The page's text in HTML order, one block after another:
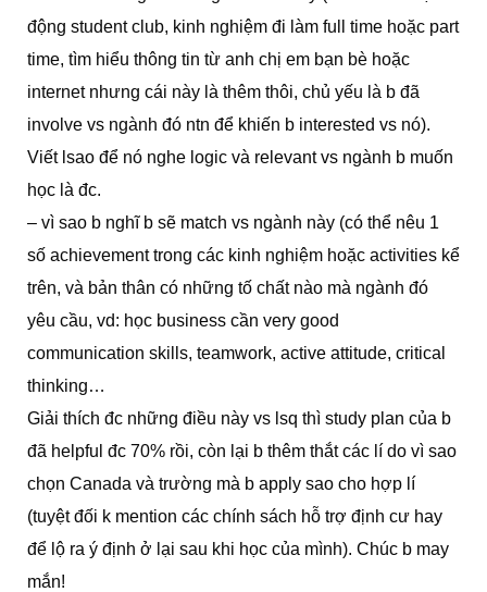
động student club, kinh nghiệm đi làm full time hoặc part
time, tìm hiểu thông tin từ anh chị em bạn bè hoặc
internet nhưng cái này là thêm thôi, chủ yếu là b đã
involve vs ngành đó ntn để khiến b interested vs nó).
Viết lsao để nó nghe logic và relevant vs ngành b muốn
học là đc.
– vì sao b nghĩ b sẽ match vs ngành này (có thể nêu 1
số achievement trong các kinh nghiệm hoặc activities kể
trên, và bản thân có những tố chất nào mà ngành đó
yêu cầu, vd: học business cần very good
communication skills, teamwork, active attitude, critical
thinking…
Giải thích đc những điều này vs lsq thì study plan của b
đã helpful đc 70% rồi, còn lại b thêm thắt các lí do vì sao
chọn Canada và trường mà b apply sao cho hợp lí
(tuyệt đối k mention các chính sách hỗ trợ định cư hay
để lộ ra ý định ở lại sau khi học của mình). Chúc b may
mắn!